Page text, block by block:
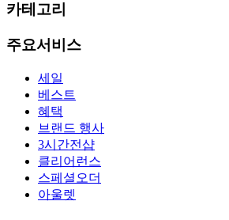
카테고리
주요서비스
세일
베스트
혜택
브랜드 행사
3시간전샵
클리어런스
스페셜오더
아울렛